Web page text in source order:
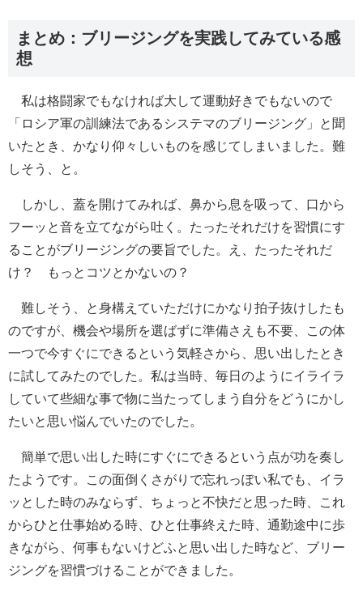
まとめ：ブリージングを実践してみている感
想
私は格闘家でもなければ大して運動好きでもないので
「ロシア軍の訓練法であるシステマのブリージング」と聞
いたとき、かなり仰々しいものを感じてしまいました。難
しそう、と。
しかし、蓋を開けてみれば、鼻から息を吸って、口から
フーッと音を立てながら吐く。たったそれだけを習慣にす
ることがブリージングの要旨でした。え、たったそれだ
け？ もっとコツとかないの？
難しそう、と身構えていただけにかなり拍子抜けしたも
のですが、機会や場所を選ばずに準備さえも不要、この体
一つで今すぐにできるという気軽さから、思い出したとき
に試してみたのでした。私は当時、毎日のようにイライラ
していて些細な事で物に当たってしまう自分をどうにかし
たいと思い悩んでいたのでした。
簡単で思い出した時にすぐにできるという点が功を奏し
たようです。この面倒くさがりで忘れっぽい私でも、イラ
ッとした時のみならず、ちょっと不快だと思った時、これ
からひと仕事始める時、ひと仕事終えた時、通勤途中に歩
きながら、何事もないけどふと思い出した時など、ブリー
ジングを習慣づけることができました。